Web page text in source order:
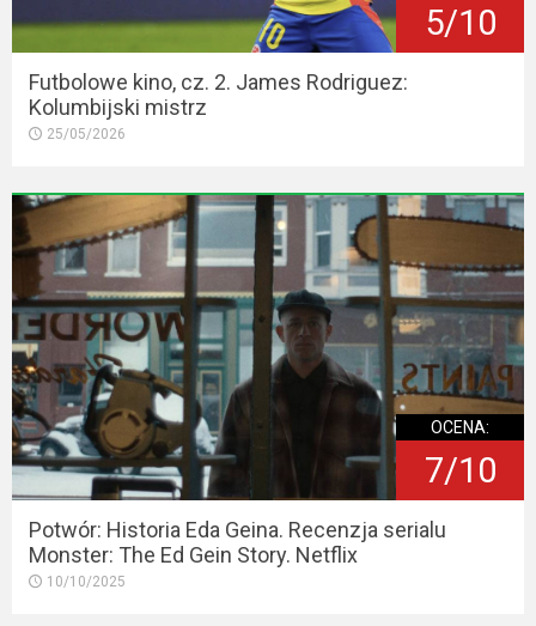
5/10
Futbolowe kino, cz. 2. James Rodriguez:
Kolumbijski mistrz
25/05/2026
OCENA:
7/10
Potwór: Historia Eda Geina. Recenzja serialu
Monster: The Ed Gein Story. Netflix
10/10/2025